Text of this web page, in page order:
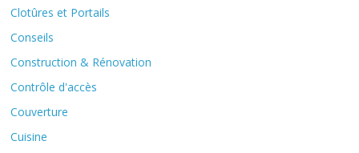
Clotûres et Portails
Conseils
Construction & Rénovation
Contrôle d'accès
Couverture
Cuisine